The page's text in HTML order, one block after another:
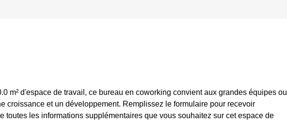
m² d'espace de travail, ce bureau en coworking convient aux grandes équipes ou
croissance et un développement. Remplissez le formulaire pour recevoir
toutes les informations supplémentaires que vous souhaitez sur cet espace de